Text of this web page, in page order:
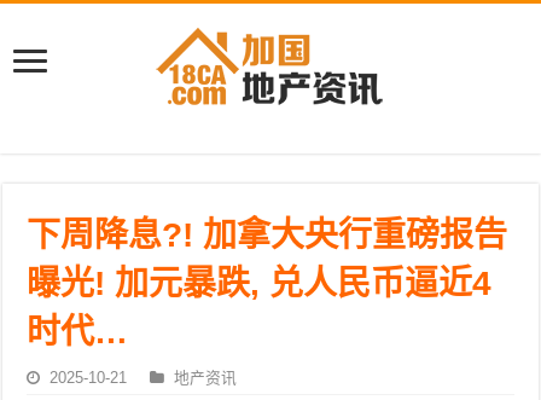
下周降息?! 加拿大央行重磅报告
曝光! 加元暴跌, 兑人民币逼近4
时代…
2025-10-21 地产资讯